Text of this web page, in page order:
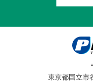
東京都国立市